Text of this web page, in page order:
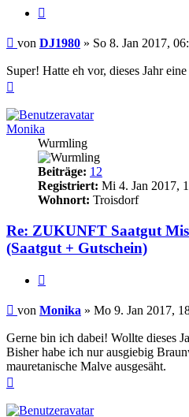
Beitrag
von DJ1980 » So 8. Jan 2017,
Super! Hatte eh vor, dieses Jahr
Monika
Wurmling
Beiträge: 12
Registriert: Mi 4. Jan 2017,
Wohnort: Troisdorf
Re: ZUKUNFT Saatgut
(Saatgut + Gutschein)
Beitrag
von Monika » Mo 9. Jan 2017,
Gerne bin ich dabei! Wollte dieses
Bisher habe ich nur ausgiebig
mauretanische Malve ausgesäht.